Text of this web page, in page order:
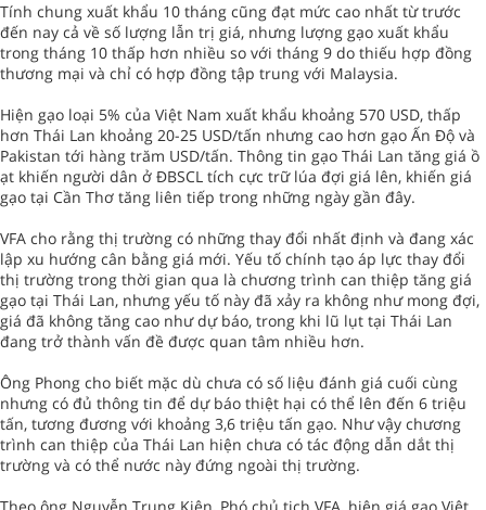
Tính chung xuất khẩu 10 tháng cũng đạt mức cao nhất từ trước
đến nay cả về số lượng lẫn trị giá, nhưng lượng gạo xuất khẩu
trong tháng 10 thấp hơn nhiều so với tháng 9 do thiếu hợp đồng
thương mại và chỉ có hợp đồng tập trung với Malaysia.
Hiện gạo loại 5% của Việt Nam xuất khẩu khoảng 570 USD, thấp
hơn Thái Lan khoảng 20-25 USD/tấn nhưng cao hơn gạo Ấn Độ và
Pakistan tới hàng trăm USD/tấn. Thông tin gạo Thái Lan tăng giá ồ
ạt khiến người dân ở ĐBSCL tích cực trữ lúa đợi giá lên, khiến giá
gạo tại Cần Thơ tăng liên tiếp trong những ngày gần đây.
VFA cho rằng thị trường có những thay đổi nhất định và đang xác
lập xu hướng cân bằng giá mới. Yếu tố chính tạo áp lực thay đổi
thị trường trong thời gian qua là chương trình can thiệp tăng giá
gạo tại Thái Lan, nhưng yếu tố này đã xảy ra không như mong đợi,
giá đã không tăng cao như dự báo, trong khi lũ lụt tại Thái Lan
đang trở thành vấn đề được quan tâm nhiều hơn.
Ông Phong cho biết mặc dù chưa có số liệu đánh giá cuối cùng
nhưng có đủ thông tin để dự báo thiệt hại có thể lên đến 6 triệu
tấn, tương đương với khoảng 3,6 triệu tấn gạo. Như vậy chương
trình can thiệp của Thái Lan hiện chưa có tác động dẫn dắt thị
trường và có thể nước này đứng ngoài thị trường.